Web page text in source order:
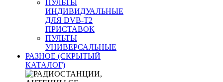
ПУЛЬТЫ
ИНДИВИДУАЛЬНЫЕ
ДЛЯ DVB-T2
ПРИСТАВОК
ПУЛЬТЫ
УНИВЕРСАЛЬНЫЕ
РАЗНОЕ (СКРЫТЫЙ
КАТАЛОГ)